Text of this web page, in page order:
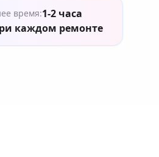
время:1-2 часа
каждом ремонте